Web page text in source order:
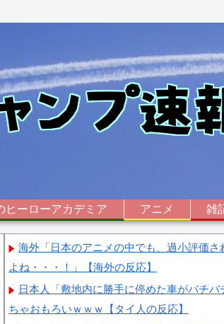
ヒーローアカデミア アニメ 雑
海外「日本のアニメの中でも、過小評価
よね・・・！」【海外の反応】
日本人「敷地内に勝手に停めた車がバチ
ちゃおもろいｗｗｗ【タイ人の反応】